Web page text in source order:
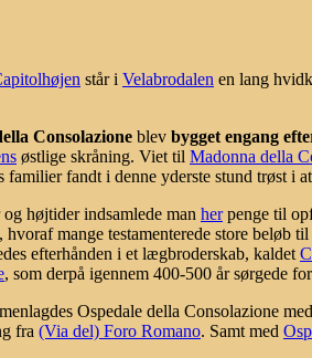
står i Velabrodalen en lang
Consolazione blev bygget engang
østlige skråning. Viet til Madonna della
familier fandt i denne yderste stund trøst i
og højtider indsamlede man herpenge til
hvoraf mange testamenterede store beløb
efterhånden i et lægbroderskab, kaldet
, som derpå igennem 400-500 år sørgede
Ospedale della Consolazione
fra (Via del) Foro Romano. Samt med